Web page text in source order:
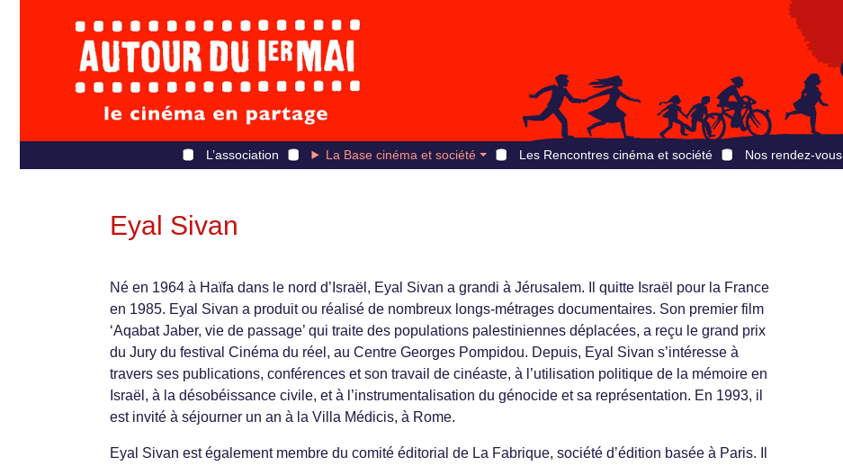
L’association La Base cinéma et société Les Rencontres cinéma et société Nos rendez-vous
Eyal Sivan
Né en 1964 à Haïfa dans le nord d’Israël, Eyal Sivan a grandi à Jérusalem. Il quitte Israël pour la France
en 1985. Eyal Sivan a produit ou réalisé de nombreux longs-métrages documentaires. Son premier film
‘Aqabat Jaber, vie de passage’ qui traite des populations palestiniennes déplacées, a reçu le grand prix
du Jury du festival Cinéma du réel, au Centre Georges Pompidou. Depuis, Eyal Sivan s’intéresse à
travers ses publications, conférences et son travail de cinéaste, à l’utilisation politique de la mémoire en
Israël, à la désobéissance civile, et à l’instrumentalisation du génocide et sa représentation. En 1993, il
est invité à séjourner un an à la Villa Médicis, à Rome.
Eyal Sivan est également membre du comité éditorial de La Fabrique, société dʼédition basée à Paris. Il